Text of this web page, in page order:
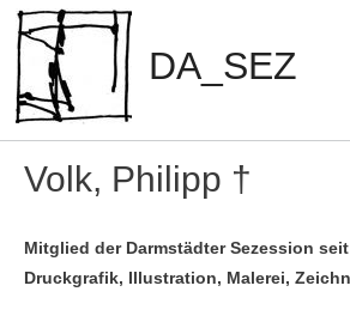
Zum
Inhalt
springen
DA_SEZ
Volk, Philipp †
Mitglied der Darmstädter Sezession
Druckgrafik, Illustration, Malerei,